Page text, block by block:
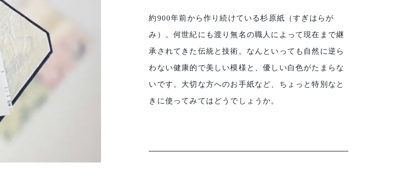
約900年前から作り続けている杉原紙（すぎはらが
み）。何世紀にも渡り無名の職人によって現在まで継
承されてきた伝統と技術。なんといっても自然に逆ら
わない健康的で美しい模様と、優しい白色がたまらな
いです。大切な方へのお手紙など、ちょっと特別なと
きに使ってみてはどうでしょうか。